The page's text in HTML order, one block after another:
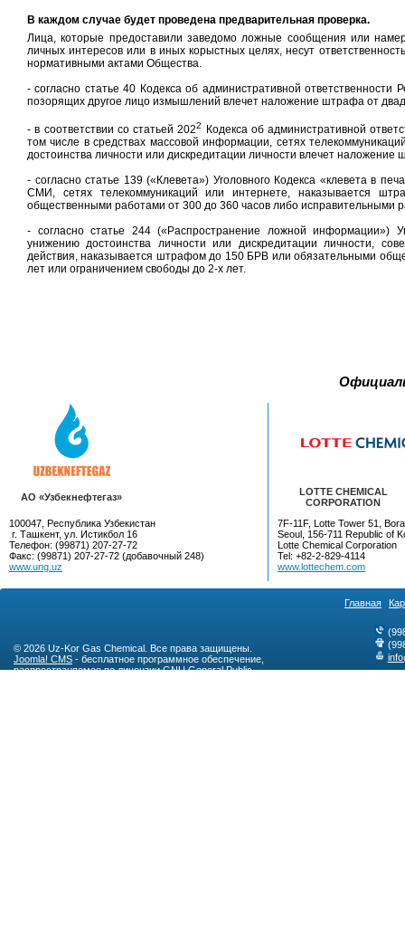
В каждом случае будет проведена предварительная проверка.
Лица, которые предоставили заведомо ложные сообщения или
личных интересов или в иных корыстных целях, несут
нормативными актами Общества.
- согласно статье 40 Кодекса об административной
позорящих другое лицо измышлений влечет наложение штрафа от
- в соответствии со статьей 2022
Кодекса об административной
том числе в средствах массовой информации, сетях
достоинства личности или дискредитации личности влечет
- согласно статье 139 («Клевета») Уголовного Кодекса «клевета в
СМИ, сетях телекоммуникаций или интернете, наказывается
общественными работами от 300 до 360 часов либо исправительными
- согласно статье 244 («Распространение ложной информации»)
унижению достоинства личности или дискредитации личности,
действия, наказывается штрафом до 150 БРВ или обязательными
лет или ограничением свободы до 2-х лет.
AO «Узбекнефтегаз»
LOTTE CHEMICAL
CORPORATION
100047, Республика Узбекистан
г. Ташкент, ул. Истикбол 16
Телефон: (99871) 207-27-72
Факс: (99871) 207-27-72 (добавочный 248)
www.ung.uz
7F-11F, Lotte Tower 51,
Seoul, 156-711 Republic of
Lotte Chemical Corporation
Tel: +82-2-829-4114
www.lottechem.com
Главная
© 2026 Uz-Kor Gas Chemical. Все права защищены.
Joomla! CMS - бесплатное программное обеспечение,
распространяемое по лицензииGNU General Public